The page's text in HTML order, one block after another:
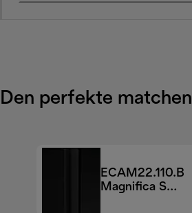
Den perfekte matchen
ECAM22.110.B
Magnifica S